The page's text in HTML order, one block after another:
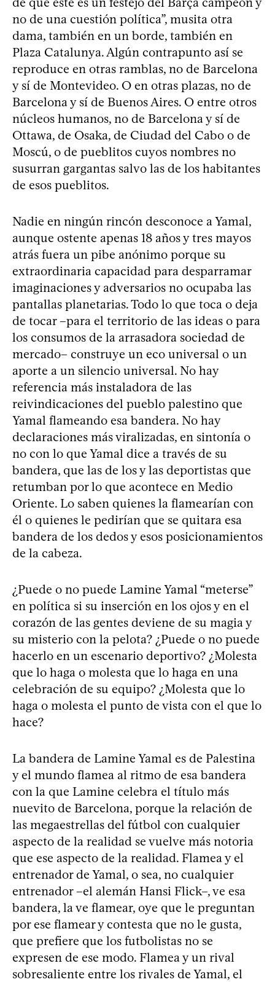
no de una cuestión política”, musita otra
dama, también en un borde, también en
Plaza Catalunya. Algún contrapunto así se
reproduce en otras ramblas, no de Barcelona
y sí de Montevideo. O en otras plazas, no de
Barcelona y sí de Buenos Aires. O entre otros
núcleos humanos, no de Barcelona y sí de
Ottawa, de Osaka, de Ciudad del Cabo o de
Moscú, o de pueblitos cuyos nombres no
susurran gargantas salvo las de los habitantes
de esos pueblitos.
Nadie en ningún rincón desconoce a Yamal,
aunque ostente apenas 18 años y tres mayos
atrás fuera un pibe anónimo porque su
extraordinaria capacidad para desparramar
imaginaciones y adversarios no ocupaba las
pantallas planetarias. Todo lo que toca o deja
de tocar –para el territorio de las ideas o para
los consumos de la arrasadora sociedad de
mercado– construye un eco universal o un
aporte a un silencio universal. No hay
referencia más instaladora de las
reivindicaciones del pueblo palestino que
Yamal flameando esa bandera. No hay
declaraciones más viralizadas, en sintonía o
no con lo que Yamal dice a través de su
bandera, que las de los y las deportistas que
retumban por lo que acontece en Medio
Oriente. Lo saben quienes la flamearían con
él o quienes le pedirían que se quitara esa
bandera de los dedos y esos posicionamientos
de la cabeza.
¿Puede o no puede Lamine Yamal “meterse”
en política si su inserción en los ojos y en el
corazón de las gentes deviene de su magia y
su misterio con la pelota? ¿Puede o no puede
hacerlo en un escenario deportivo? ¿Molesta
que lo haga o molesta que lo haga en una
celebración de su equipo? ¿Molesta que lo
haga o molesta el punto de vista con el que lo
hace?
La bandera de Lamine Yamal es de Palestina
y el mundo flamea al ritmo de esa bandera
con la que Lamine celebra el título más
nuevito de Barcelona, porque la relación de
las megaestrellas del fútbol con cualquier
aspecto de la realidad se vuelve más notoria
que ese aspecto de la realidad. Flamea y el
entrenador de Yamal, o sea, no cualquier
entrenador –el alemán Hansi Flick–, ve esa
bandera, la ve flamear, oye que le preguntan
por ese flamear y contesta que no le gusta,
que prefiere que los futbolistas no se
expresen de ese modo. Flamea y un rival
sobresaliente entre los rivales de Yamal, el